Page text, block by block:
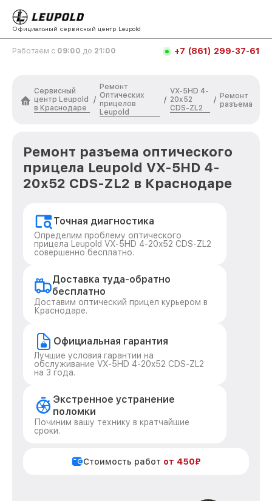
Официальный сервисный центр Leupold
Работаем с 09:00 до 21:00 +7 (861) 299-37-61
Сервисный
центр Leupold
в Краснодаре
/
Ремонт
Оптических
прицелов
Leupold
/
VX-5HD 4-
20x52
CDS-ZL2
/ Ремонт
разъема
Ремонт разъема оптического
прицела Leupold VX-5HD 4-
20x52 CDS-ZL2 в Краснодаре
Точная диагностика
Определим проблему оптического
прицела Leupold VX-5HD 4-20x52 CDS-ZL2
совершенно бесплатно.
Доставка туда-обратно
бесплатно
Доставим оптический прицел курьером в
Краснодаре.
Официальная гарантия
Лучшие условия гарантии на
обслуживание VX-5HD 4-20x52 CDS-ZL2
на 3 года.
Экстренное устранение
поломки
Починим вашу технику в кратчайшие
сроки.
Стоимость работ от 450₽